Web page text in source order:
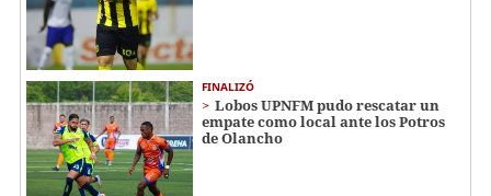
FINALIZÓ
Lobos UPNFM pudo rescatar un
empate como local ante los Potros
de Olancho